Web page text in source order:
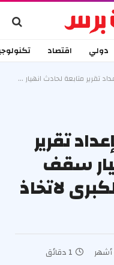
دولي اقتصاد
انهيار سقف خرساني بالمحلة الكبرى لاتخاذ الإجراءات اللازمة
تقرير
سقف
لاتخاذ
1 دقائق